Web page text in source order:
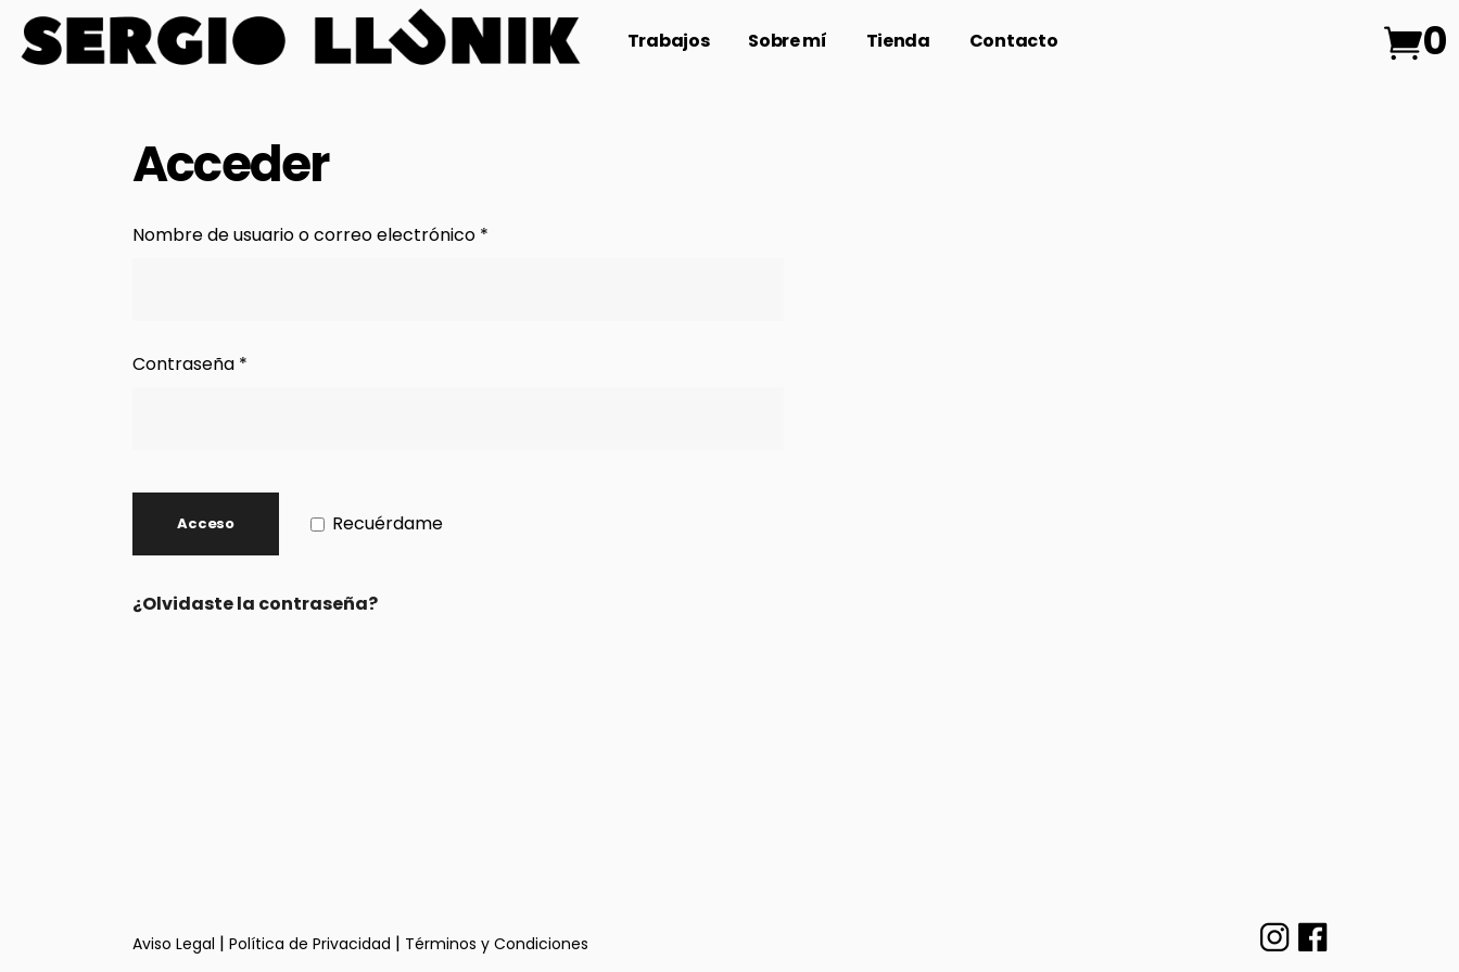
Trabajos Sobre mí Tienda Contacto 0
Acceder
Nombre de usuario o correo electrónico *
Contraseña *
Recuérdame
Acceso
¿Olvidaste la contraseña?
Aviso Legal | Política de Privacidad | Términos y Condiciones